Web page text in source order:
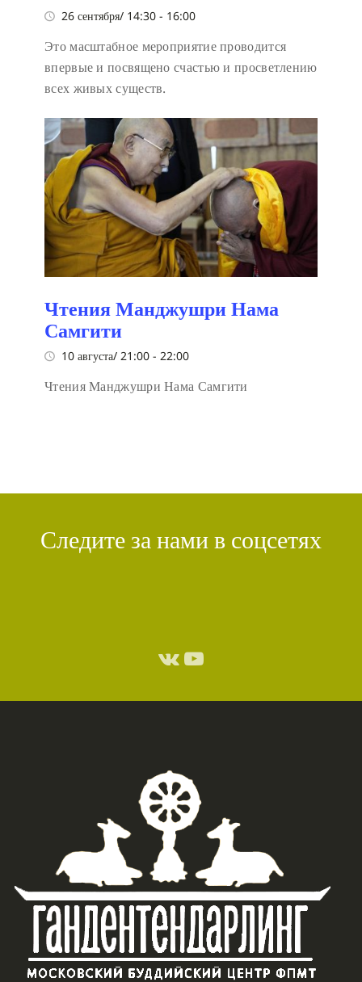
26 сентября/ 14:30 - 16:00
Это масштабное мероприятие проводится
впервые и посвящено счастью и просветлению
всех живых существ.
Чтения Манджушри Нама
Самгити
10 августа/ 21:00 - 22:00
Чтения Манджушри Нама Самгити
Следите за нами в соцсетях